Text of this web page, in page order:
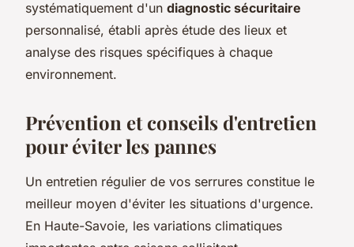
systématiquement d'un diagnostic sécuritaire
personnalisé, établi après étude des lieux et
analyse des risques spécifiques à chaque
environnement.
Prévention et conseils d'entretien
pour éviter les pannes
Un entretien régulier de vos serrures constitue le
meilleur moyen d'éviter les situations d'urgence.
En Haute-Savoie, les variations climatiques